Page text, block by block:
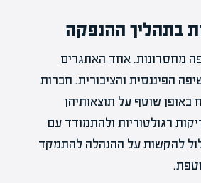
בתהליך ההנפקה
מחסרונות. אחד האתגרים
הפיננסית והציבורית. חברות
באופן שוטף על תוצאותיהן
רגולטוריות ולהתמודד עם
להקשות על ההנהלה להתמקד